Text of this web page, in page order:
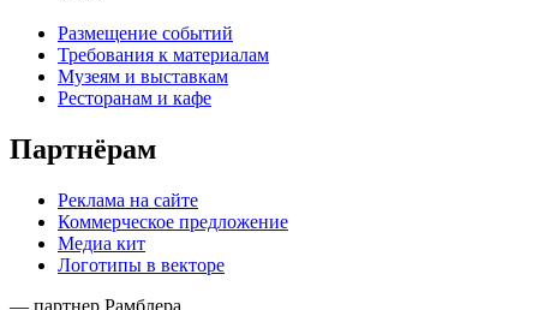
Размещение событий
Требования к материалам
Музеям и выставкам
Ресторанам и кафе
Партнёрам
Реклама на сайте
Коммерческое предложение
Медиа кит
Логотипы в векторе
— партнер Рамблера